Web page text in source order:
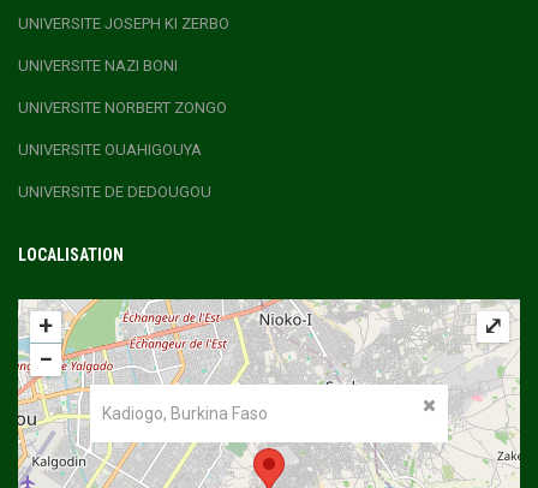
UNIVERSITE JOSEPH KI ZERBO
UNIVERSITE NAZI BONI
UNIVERSITE NORBERT ZONGO
UNIVERSITE OUAHIGOUYA
UNIVERSITE DE DEDOUGOU
LOCALISATION
Kadiogo, Burkina Faso
+
−
⤢